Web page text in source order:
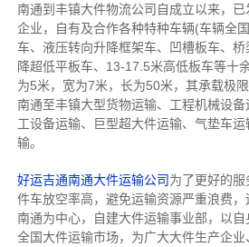
南通到丰镇大件物流公司自成立以来，
企业，自有及合作各种特种车辆(车辆全
车、液压转向升降框架车、凹槽板车、
降超低平板车、13-17.5米高低板车等十
为5米，宽为7米，长为50米，其承载极
南通至丰镇大型货物运输、工程机械设
工设备运输、巨型超大件运输、气垫车
输。
好运吉通南通大件运输公司为了更好的
件车放空率高，避免运输资源严重浪费
南通为中心，自建大件运输事业部，以
全国大件运输市场，为广大大件生产企